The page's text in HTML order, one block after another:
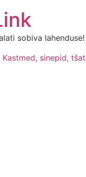
sobiva lahenduse!
Kastmed, sinepid,